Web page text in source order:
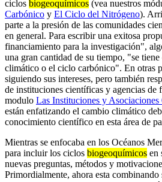
ciclos biogeoquímicos (vea nuestros
Carbónico y El Ciclo del Nitrógeno).
parte a la presión de las comunidades
en general. Para escribir una exitosa
financiamiento para la investigación",
una gran cantidad de su tiempo, "se
climático o el ciclo carbónico". En otras
siguiendo sus intereses, pero también
de instituciones científicas y agencias de
modulo Las Instituciones y
están enfatizando el cambio climático
conocimiento científico en esta área de
Mientras se enfocaba en los Océanos
para incluir los ciclos biogeoquímicos en
nuevas preguntas, métodos y
Primordialmente, ahora esta combinando